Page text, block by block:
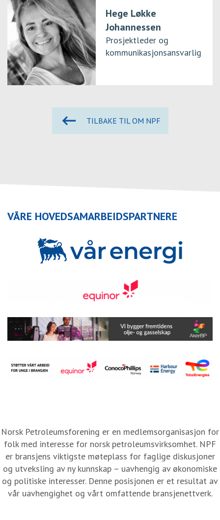
Hege Løkke
Johannessen
Prosjektleder og
kommunikasjonsansvarlig
TILBAKE TIL OM NPF
VÅRE HOVEDSAMARBEIDSPARTNERE
Norsk Petroleumsforening er en medlemsorganisasjon for
folk med interesse for norsk petroleumsvirksomhet. NPF
er bransjens viktigste møteplass for faglige diskusjoner
og utveksling av ny kunnskap – uavhengig av økonomiske
og politiske interesser. Denne posisjonen er et resultat av
vår uavhengighet og vårt omfattende bransjenettverk.